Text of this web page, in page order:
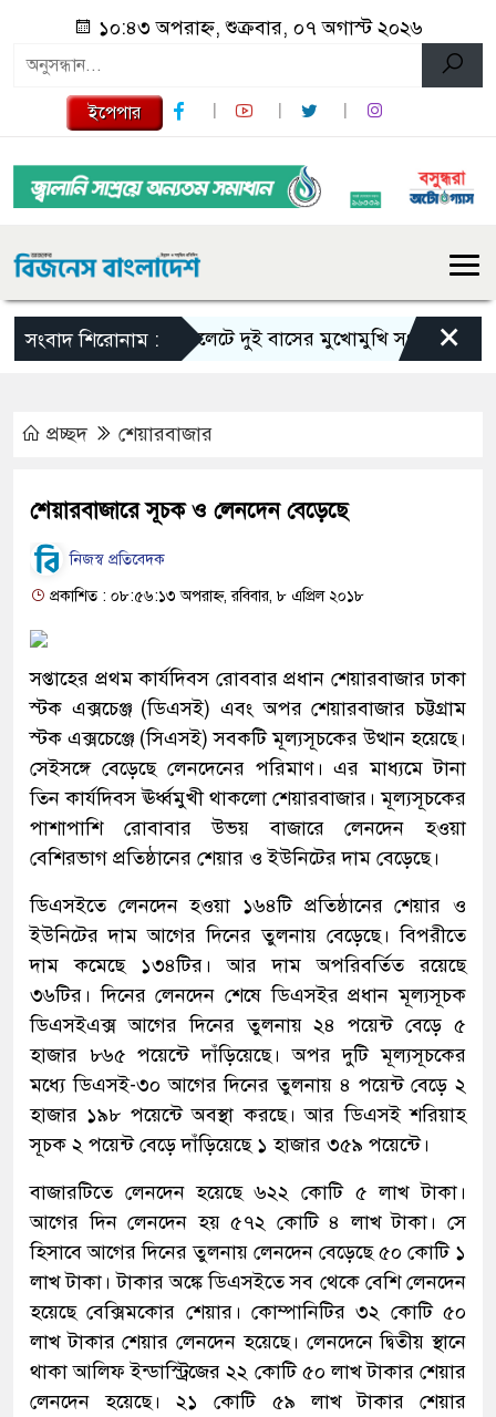
১০:৪৩ অপরাহ্ন, শুক্রবার, ০৭ অগাস্ট ২০২৬
ইপেপার
সংবাদ শিরোনাম :সিলেটে দুই বাসের মুখোমুখি সংঘর্ষে নিহত×
প্রচ্ছদ শেয়ারবাজার
শেয়ারবাজারে সূচক ও লেনদেন বেড়েছে
নিজস্ব প্রতিবেদক
প্রকাশিত : ০৮:৫৬:১৩ অপরাহ্ন, রবিবার, ৮ এপ্রিল ২০১৮
সপ্তাহের প্রথম কার্যদিবস রোববার প্রধান শেয়ারবাজার ঢাকা
স্টক এক্সচেঞ্জ (ডিএসই) এবং অপর শেয়ারবাজার চট্টগ্রাম
স্টক এক্সচেঞ্জে (সিএসই) সবকটি মূল্যসূচকের উত্থান হয়েছে।
সেইসঙ্গে বেড়েছে লেনদেনের পরিমাণ। এর মাধ্যমে টানা
তিন কার্যদিবস ঊর্ধ্বমুখী থাকলো শেয়ারবাজার। মূল্যসূচকের
পাশাপাশি রোবাবার উভয় বাজারে লেনদেন হওয়া
বেশিরভাগ প্রতিষ্ঠানের শেয়ার ও ইউনিটের দাম বেড়েছে।
ডিএসইতে লেনদেন হওয়া ১৬৪টি প্রতিষ্ঠানের শেয়ার ও
ইউনিটের দাম আগের দিনের তুলনায় বেড়েছে। বিপরীতে
দাম কমেছে ১৩৪টির। আর দাম অপরিবর্তিত রয়েছে
৩৬টির। দিনের লেনদেন শেষে ডিএসইর প্রধান মূল্যসূচক
ডিএসইএক্স আগের দিনের তুলনায় ২৪ পয়েন্ট বেড়ে ৫
হাজার ৮৬৫ পয়েন্টে দাঁড়িয়েছে। অপর দুটি মূল্যসূচকের
মধ্যে ডিএসই-৩০ আগের দিনের তুলনায় ৪ পয়েন্ট বেড়ে ২
হাজার ১৯৮ পয়েন্টে অবস্থা করছে। আর ডিএসই শরিয়াহ
সূচক ২ পয়েন্ট বেড়ে দাঁড়িয়েছে ১ হাজার ৩৫৯ পয়েন্টে।
বাজারটিতে লেনদেন হয়েছে ৬২২ কোটি ৫ লাখ টাকা।
আগের দিন লেনদেন হয় ৫৭২ কোটি ৪ লাখ টাকা। সে
হিসাবে আগের দিনের তুলনায় লেনদেন বেড়েছে ৫০ কোটি ১
লাখ টাকা। টাকার অঙ্কে ডিএসইতে সব থেকে বেশি লেনদেন
হয়েছে বেক্সিমকোর শেয়ার। কোম্পানিটির ৩২ কোটি ৫০
লাখ টাকার শেয়ার লেনদেন হয়েছে। লেনদেনে দ্বিতীয় স্থানে
থাকা আলিফ ইন্ডাস্ট্রিজের ২২ কোটি ৫০ লাখ টাকার শেয়ার
লেনদেন হয়েছে। ২১ কোটি ৫৯ লাখ টাকার শেয়ার